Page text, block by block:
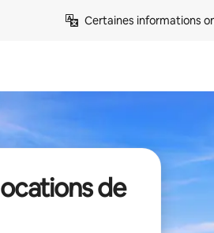
Certaines informations
de